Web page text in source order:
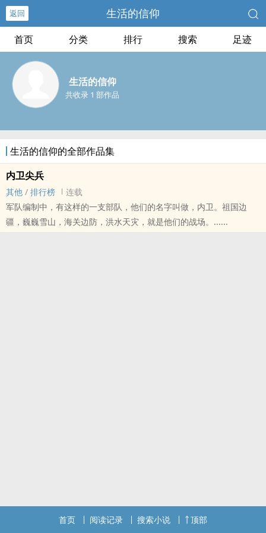
返回 生活的信仰
首页 分类 排行 搜索 足迹
生活的信仰
共收录 1 部作品
生活的信仰的全部作品集
内卫尖兵
其他 / 排行榜
连载
军队编制中，有这样的一支部队，他们的名字叫做，内卫。祖国边
疆，巍巍雪山，海关边防，洪水天灾，就是他们的战场。......
首页 阅读记录 搜索小说 顶部